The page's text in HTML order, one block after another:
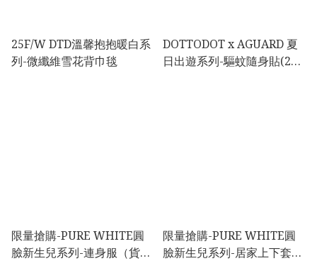
25F/W DTD溫馨抱抱暖白系
列-微纖維雪花背巾毯
DOTTODOT x AGUARD 夏
日出遊系列-驅蚊隨身貼(21
限量搶購-PURE WHITE圓
臉新生兒系列-連身服（貨期
限量搶購-PURE WHITE圓
臉新生兒系列-居家上下套裝